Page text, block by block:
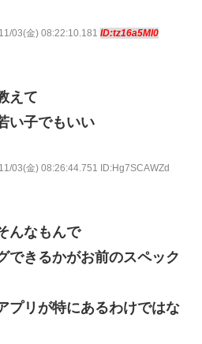
03(金) 08:22:10.181 ID:tz16a5Ml0
えて
い子でもいい
03(金) 08:26:44.751 ID:Hg7SCAWZd
んなもんで
できるかがお前のスペック
プリが特にあるわけではな